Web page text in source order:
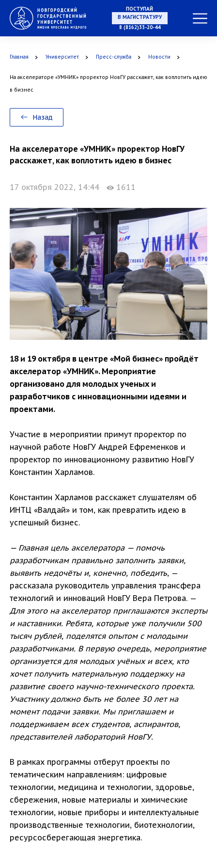
ПОСТУПАЙ
НА СПЕЦИАЛИТЕТ
В МАГИСТРАТУРУ
8 (8162)33-20-44
Главная Университет Пресс-служба Новости
На акселераторе «УМНИК» проректор НовГУ расскажет, как воплотить идею
в бизнес
Назад
На акселераторе «УМНИК» проректор НовГУ
расскажет, как воплотить идею в бизнес
17 октября 2022, 14:44 1611
18 и 19 октября в центре «Мой бизнес» пройдёт
акселератор «УМНИК». Мероприятие
организовано для молодых ученых и
разработчиков с инновационными идеями и
проектами.
Участие в мероприятии примут проректор по
научной работе НовГУ Андрей Ефременков и
проректор по инновационному развитию НовГУ
Константин Харламов.
Константин Харламов расскажет слушателям об
ИНТЦ «Валдай» и том, как превратить идею в
успешный бизнес.
— Главная цель акселератора — помочь
разработчикам правильно заполнить заявки,
выявить недочёты и, конечно, победить, —
рассказала руководитель управления трансфера
технологий и инноваций НовГУ Вера Петрова. —
Для этого на акселератор приглашаются эксперты
и наставники. Ребята, которые уже получили 500
тысяч рублей, поделятся опытом с молодыми
разработчиками. В первую очередь, мероприятие
организуется для молодых учёных и всех, кто
хочет получить материальную поддержку на
развитие своего научно-технического проекта.
Участнику должно быть не более 30 лет на
момент подачи заявки. Мы приглашаем и
поддерживаем всех студентов, аспирантов,
представителей лабораторий НовГУ.
В рамках программы отберут проекты по
тематическим направлениям: цифровые
технологии, медицина и технологии, здоровье,
сбережения, новые материалы и химические
технологии, новые приборы и интеллектуальные
производственные технологии, биотехнологии,
ресурсосберегающая энергетика.